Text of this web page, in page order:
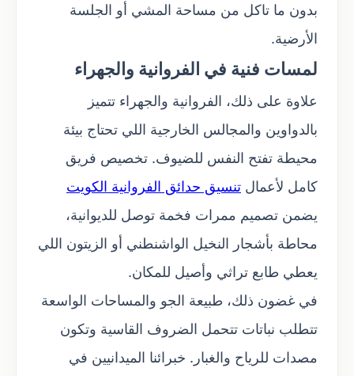
بدون ما تاكل من مساحة المشي أو الجلسة
الأرضية.
لمسات فنية في الفروانية والجهراء
علاوة على ذلك، الفروانية والجهراء تتميز
بالدواوين والمجالس الخارجية اللي تحتاج بيئة
محيطة تفتح النفس للضيوف. تخصيص فريق
كامل لأعمال تنسيق حدائق الفروانية الكويت
يضمن تصميم ممرات فخمة توصل للديوانية،
محاطة بأشجار النخيل الواشنطني أو الزيتون اللي
يعطي طابع تراثي وأصيل للمكان.
في غضون ذلك، طبيعة الجو والمساحات الواسعة
تتطلب نباتات تتحمل الضروف القاسية وتكون
مصدات للرياح والغبار. خبرائنا الميدانيين في